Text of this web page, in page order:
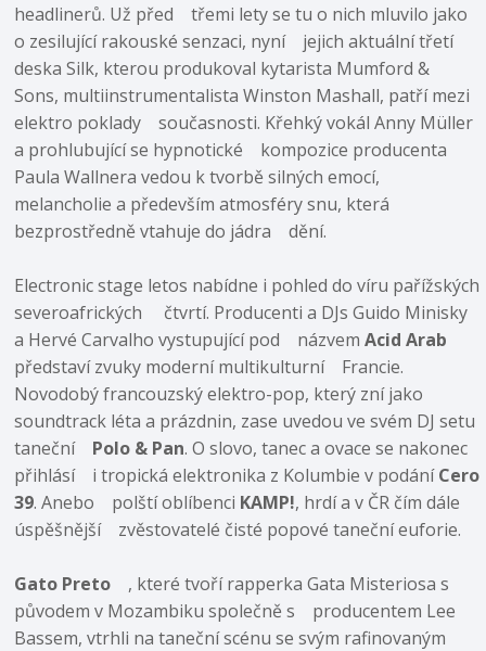
headlinerů. Už před třemi lety se tu o nich mluvilo jako
o zesilující rakouské senzaci, nyní jejich aktuální třetí
deska Silk, kterou produkoval kytarista Mumford &
Sons, multiinstrumentalista Winston Mashall, patří mezi
elektro poklady současnosti. Křehký vokál Anny Müller
a prohlubující se hypnotické kompozice producenta
Paula Wallnera vedou k tvorbě silných emocí,
melancholie a především atmosféry snu, která
bezprostředně vtahuje do jádra dění.
Electronic stage letos nabídne i pohled do víru pařížských
severoafrických čtvrtí. Producenti a DJs Guido Minisky
a Hervé Carvalho vystupující pod názvemAcid Arab
představí zvuky moderní multikulturní Francie.
Novodobý francouzský elektro-pop, který zní jako
soundtrack léta a prázdnin, zase uvedou ve svém DJ setu
taneční Polo & Pan. O slovo, tanec a ovace se nakonec
přihlásí i tropická elektronika z Kolumbie v podáníCero
39. Anebo polští oblíbenci KAMP!, hrdí a v ČR čím dále
úspěšnější zvěstovatelé čisté popové taneční euforie.
Gato Preto , které tvoří rapperka Gata Misteriosa s
původem v Mozambiku společně s producentem Lee
Bassem, vtrhli na taneční scénu se svým rafinovaným